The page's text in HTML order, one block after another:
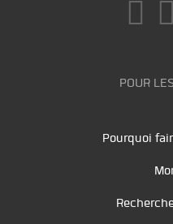
POUR
Pourquoi